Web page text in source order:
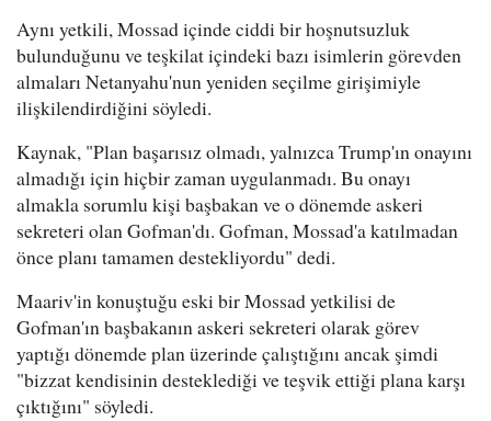
Aynı yetkili, Mossad içinde ciddi bir hoşnutsuzluk
bulunduğunu ve teşkilat içindeki bazı isimlerin görevden
almaları Netanyahu'nun yeniden seçilme girişimiyle
ilişkilendirdiğini söyledi.
Kaynak, "Plan başarısız olmadı, yalnızca Trump'ın onayını
almadığı için hiçbir zaman uygulanmadı. Bu onayı
almakla sorumlu kişi başbakan ve o dönemde askeri
sekreteri olan Gofman'dı. Gofman, Mossad'a katılmadan
önce planı tamamen destekliyordu" dedi.
Maariv'in konuştuğu eski bir Mossad yetkilisi de
Gofman'ın başbakanın askeri sekreteri olarak görev
yaptığı dönemde plan üzerinde çalıştığını ancak şimdi
"bizzat kendisinin desteklediği ve teşvik ettiği plana karşı
çıktığını" söyledi.